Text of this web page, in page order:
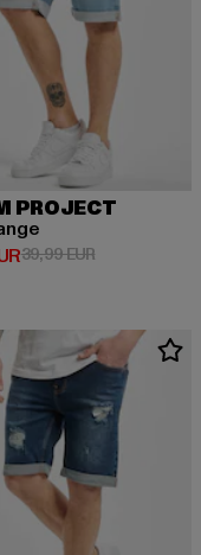
PROJECT
Preis: 18,00 EUR
39,99 EURAktionspreis: